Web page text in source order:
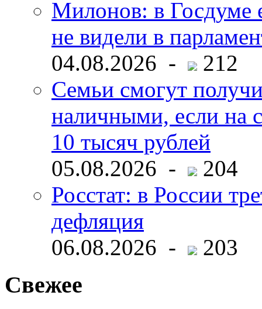
Милонов: в Госдуме
не видели в
04.08.2026 -
212
Семьи смогут
наличными, если на
10 тысяч рублей
05.08.2026 -
204
Росстат: в России
дефляция
06.08.2026 -
203
Свежее